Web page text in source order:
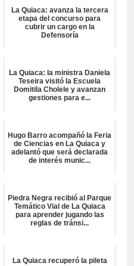
La Quiaca: avanza la tercera
etapa del concurso para
cubrir un cargo en la
Defensoría
La Quiaca: la ministra Daniela
Teseira visitó la Escuela
Domitila Cholele y avanzan
gestiones para e...
Hugo Barro acompañó la Feria
de Ciencias en La Quiaca y
adelantó que será declarada
de interés munic...
Piedra Negra recibió al Parque
Temático Vial de La Quiaca
para aprender jugando las
reglas de tránsi...
La Quiaca recuperó la pileta